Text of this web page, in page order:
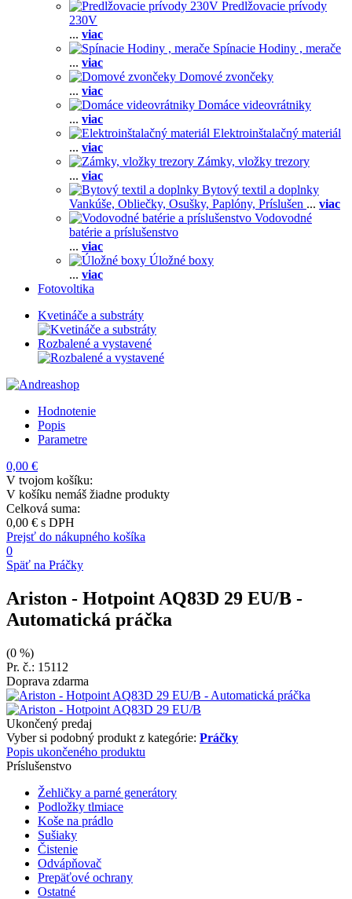
Predlžovacie prívody
230V
... viac
Spínacie Hodiny , merače
... viac
Domové zvončeky
... viac
Domáce videovrátniky
... viac
Elektroinštalačný materiál
... viac
Zámky, vložky trezory
... viac
Bytový textil a doplnky
Vankúše, Obliečky, Osušky, Paplóny, Príslušen ... viac
Vodovodné
batérie a príslušenstvo
... viac
Úložné boxy
... viac
Fotovoltika
Kvetináče a substráty
Rozbalené a vystavené
Hodnotenie
Popis
Parametre
0,00 €
V tvojom košíku:
V košíku nemáš žiadne produkty
Celková suma:
0,00 € s DPH
Prejsť do nákupného košíka
0
Späť na Práčky
Ariston - Hotpoint AQ83D 29 EU/B -
Automatická práčka
(0 %)
Pr. č.: 15112
Doprava zdarma
Ukončený predaj
Vyber si podobný produkt z kategórie: Práčky
Popis ukončeného produktu
Príslušenstvo
Žehličky a parné generátory
Podložky tlmiace
Koše na prádlo
Sušiaky
Čistenie
Odvápňovač
Prepäťové ochrany
Ostatné